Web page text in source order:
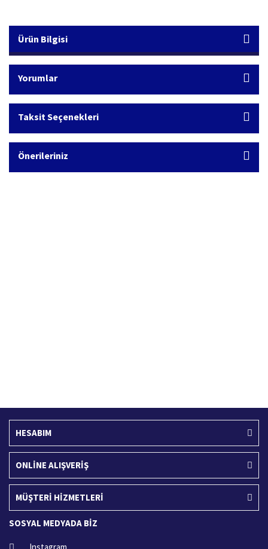
Ürün Bilgisi
Yorumlar
Taksit Seçenekleri
Önerileriniz
HESABIM
ONLİNE ALIŞVERİŞ
MÜŞTERİ HİZMETLERİ
SOSYAL MEDYADA BİZ